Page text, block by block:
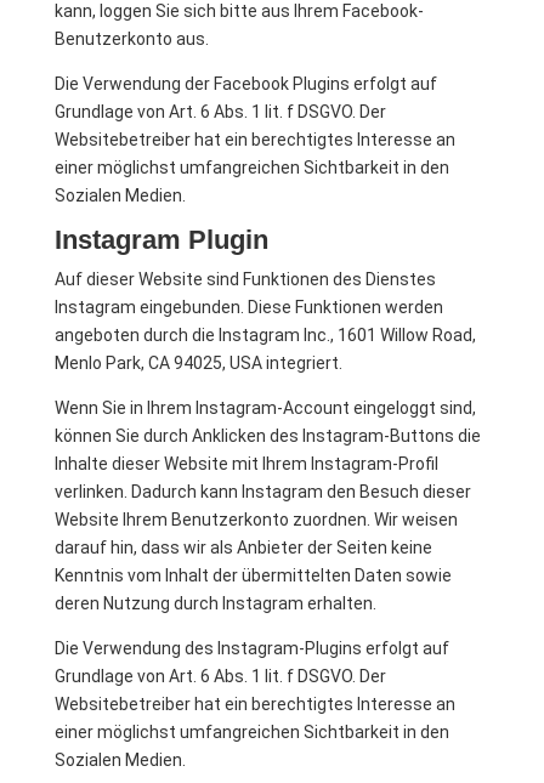
kann, loggen Sie sich bitte aus Ihrem Facebook-
Benutzerkonto aus.
Die Verwendung der Facebook Plugins erfolgt auf
Grundlage von Art. 6 Abs. 1 lit. f DSGVO. Der
Websitebetreiber hat ein berechtigtes Interesse an
einer möglichst umfangreichen Sichtbarkeit in den
Sozialen Medien.
Instagram Plugin
Auf dieser Website sind Funktionen des Dienstes
Instagram eingebunden. Diese Funktionen werden
angeboten durch die Instagram Inc., 1601 Willow Road,
Menlo Park, CA 94025, USA integriert.
Wenn Sie in Ihrem Instagram-Account eingeloggt sind,
können Sie durch Anklicken des Instagram-Buttons die
Inhalte dieser Website mit Ihrem Instagram-Profil
verlinken. Dadurch kann Instagram den Besuch dieser
Website Ihrem Benutzerkonto zuordnen. Wir weisen
darauf hin, dass wir als Anbieter der Seiten keine
Kenntnis vom Inhalt der übermittelten Daten sowie
deren Nutzung durch Instagram erhalten.
Die Verwendung des Instagram-Plugins erfolgt auf
Grundlage von Art. 6 Abs. 1 lit. f DSGVO. Der
Websitebetreiber hat ein berechtigtes Interesse an
einer möglichst umfangreichen Sichtbarkeit in den
Sozialen Medien.